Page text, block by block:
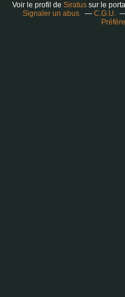
Voir le profil de Siratussur le
Signaler un abus
C.G.U.